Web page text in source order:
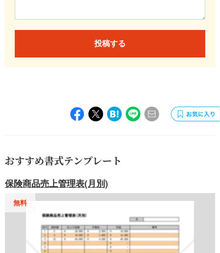
投稿する
おすすめ書式テンプレート
保険商品売上管理表(月別)
無料